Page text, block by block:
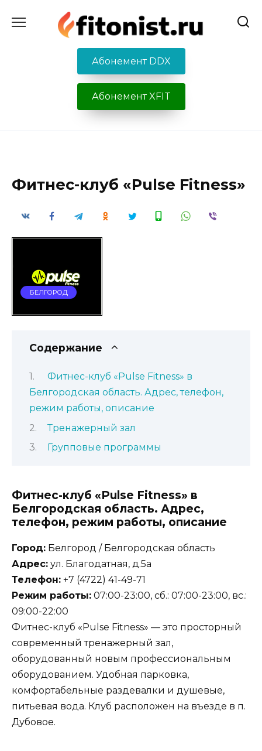
содержанию
Абонемент DDX
Абонемент XFIT
Фитнес-клуб «Pulse Fitness»
БЕЛГОРОД
Содержание
Фитнес-клуб «Pulse Fitness» в
Белгородская область. Адрес, телефон,
режим работы, описание
Тренажерный зал
Групповые программы
Фитнес-клуб «Pulse Fitness» в
Белгородская область. Адрес,
телефон, режим работы, описание
Город: Белгород / Белгородская область
Адрес: ул. Благодатная, д.5а
Телефон: +7 (4722) 41-49-71
Режим работы: 07:00-23:00, сб.: 07:00-23:00, вс.:
09:00-22:00
Фитнес-клуб «Pulse Fitness» — это просторный
современный тренажерный зал,
оборудованный новым профессиональным
оборудованием. Удобная парковка,
комфортабельные раздевалки и душевые,
питьевая вода. Клуб расположен на въезде в п.
Дубовое.